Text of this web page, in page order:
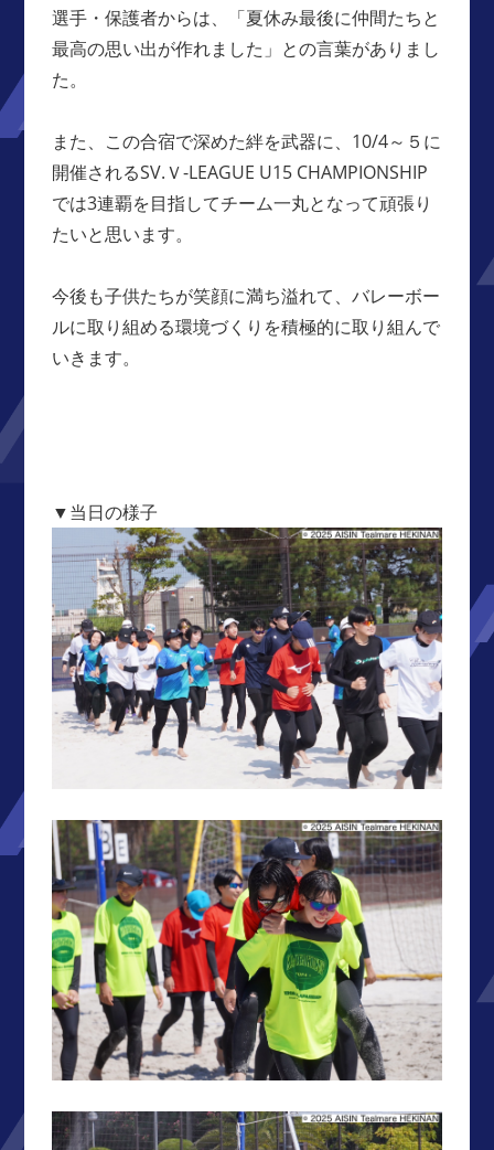
選手・保護者からは、「夏休み最後に仲間たちと
最高の思い出が作れました」との言葉がありまし
た。
また、この合宿で深めた絆を武器に、10/4～５に
開催されるSV.Ｖ-LEAGUE U15 CHAMPIONSHIP
では3連覇を目指してチーム一丸となって頑張り
たいと思います。
今後も子供たちが笑顔に満ち溢れて、バレーボー
ルに取り組める環境づくりを積極的に取り組んで
いきます。
▼当日の様子